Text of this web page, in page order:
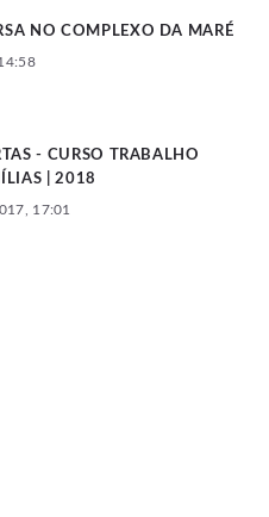
NO COMPLEXO DA MARÉ
- CURSO TRABALHO
| 2018
17:01